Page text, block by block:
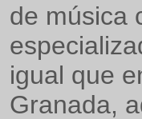
de música
igual que
Granada,